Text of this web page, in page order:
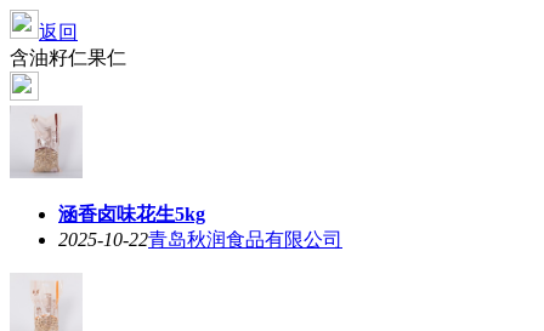
返回
含油籽仁果仁
涵香卤味花生5kg
2025-10-22青岛秋润食品有限公司